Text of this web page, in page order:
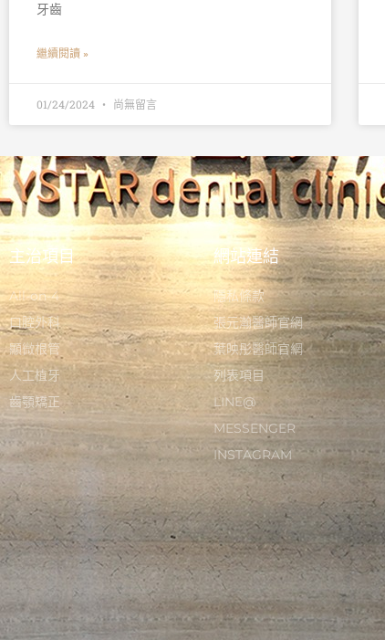
牙齒
繼續閱讀 »
01/24/2024 尚無留言
主治項目
All-on-4
口腔外科
顯微根管
人工植牙
齒顎矯正
網站連結
隱私條款
張元瀚醫師官網
葉映彤醫師官網
列表項目
LINE@
MESSENGER
INSTAGRAM